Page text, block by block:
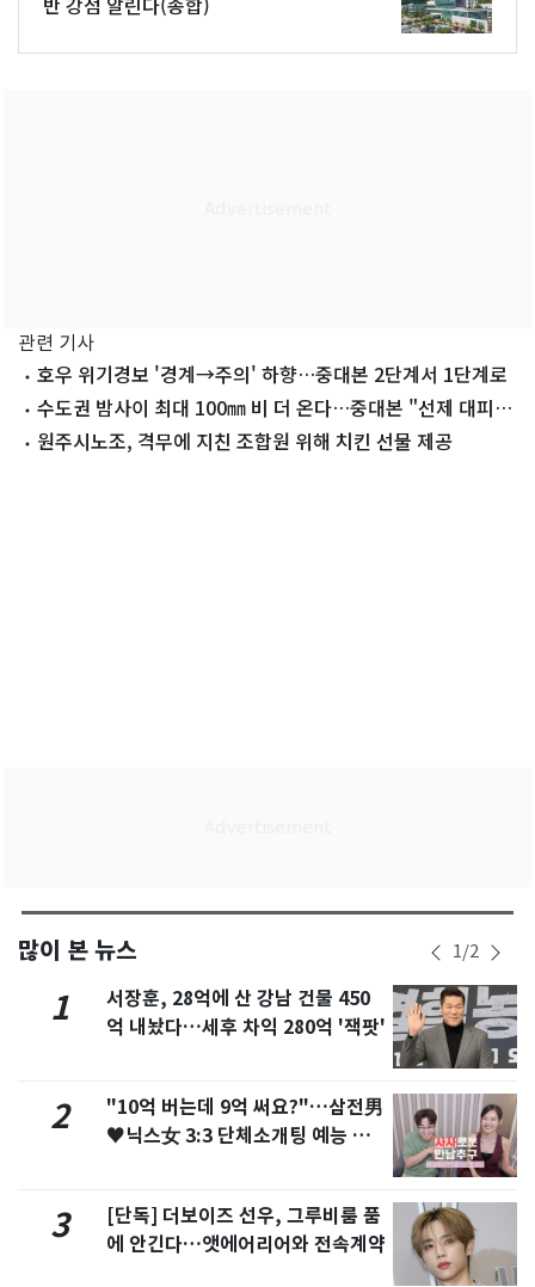
관련 기사
호우 위기경보 '경계→주의' 하향…중대본 2단계서 1단계로
수도권 밤사이 최대 100㎜ 비 더 온다…중대본 "선제 대피·
비상대응 유지"
원주시노조, 격무에 지친 조합원 위해 치킨 선물 제공
많이 본 뉴스 1/2
1
서장훈, 28억에 산 강남 건물 450
억 내놨다…세후 차익 280억 '잭팟'
2
"10억 버는데 9억 써요?"…삼전男
♥닉스女 3:3 단체소개팅 예능 화
3
[단독] 더보이즈 선우, 그루비룸 품
에 안긴다…앳에어리어와 전속계약